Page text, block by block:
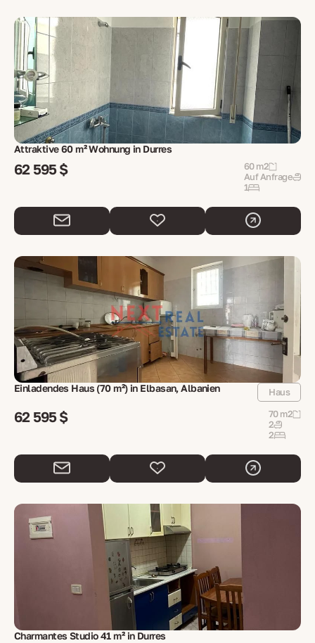
Attraktive 60 m² Wohnung in Durres
62 595 $
60 m2
Auf Anfrage
1
Einladendes Haus (70 m²) in Elbasan, Albanien Haus
62 595 $
70 m2
2
2
Charmantes Studio 41 m² in Durres